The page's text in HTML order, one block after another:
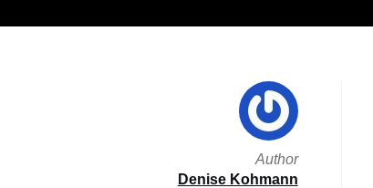
Author
Denise Kohmann